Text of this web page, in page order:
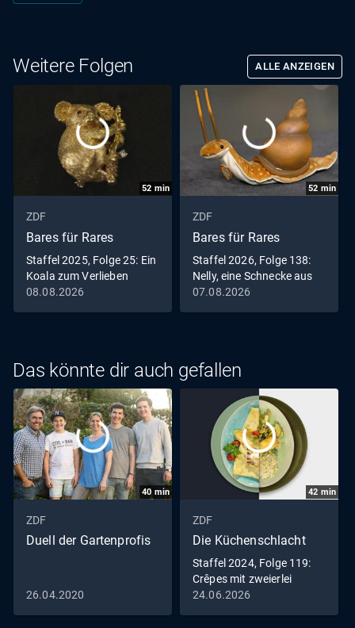
Weitere Folgen ALLE ANZEIGEN
52 min
ZDF
Bares für Rares
Staffel 2025, Folge 25: Ein
Koala zum Verlieben
08.08.2026
52 min
ZDF
Bares für Rares
Staffel 2026, Folge 138:
Nelly, eine Schnecke aus
gutem Hause
07.08.2026
Das könnte dir auch gefallen
40 min
ZDF
Duell der Gartenprofis
26.04.2020
42 min
ZDF
Die Küchenschlacht
Staffel 2024, Folge 119:
Crêpes mit zweierlei
Füllung vs. Zitrus-
24.06.2026